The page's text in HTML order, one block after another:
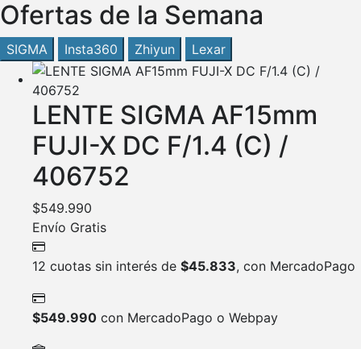
Ofertas de la Semana
SIGMA Insta360 Zhiyun Lexar
LENTE SIGMA AF15mm
FUJI-X DC F/1.4 (C) /
406752
$549.990
Envío Gratis
12 cuotas sin interés de $45.833, con MercadoPago
$549.990 con MercadoPago o Webpay